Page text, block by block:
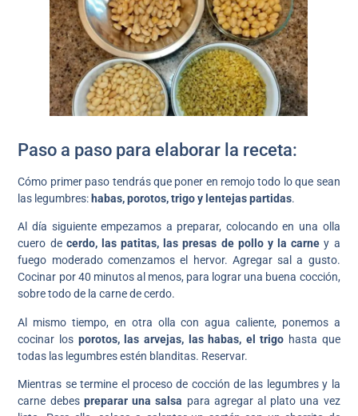
Paso a paso para elaborar la receta:
Cómo primer paso tendrás que poner en remojo todo lo que sean
las legumbres: habas, porotos, trigo y lentejas partidas.
Al día siguiente empezamos a preparar, colocando en una olla
cuero de cerdo, las patitas, las presas de pollo y la carne y a
fuego moderado comenzamos el hervor. Agregar sal a gusto.
Cocinar por 40 minutos al menos, para lograr una buena cocción,
sobre todo de la carne de cerdo.
Al mismo tiempo, en otra olla con agua caliente, ponemos a
cocinar los porotos, las arvejas, las habas, el trigo hasta que
todas las legumbres estén blanditas. Reservar.
Mientras se termine el proceso de cocción de las legumbres y la
carne debespreparar una salsa para agregar al plato una vez